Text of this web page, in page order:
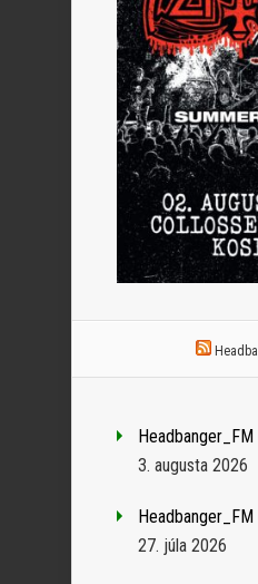
3. augusta 2026
27. júla 2026